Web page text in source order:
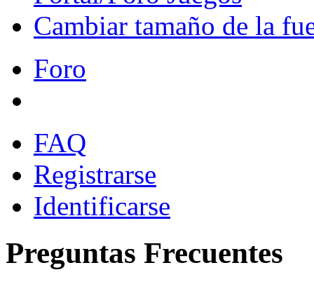
Cambiar tamaño de la
Foro
FAQ
Registrarse
Identificarse
Preguntas Frecuentes